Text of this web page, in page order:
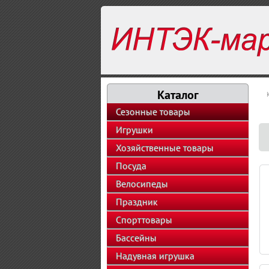
Каталог
Сезонные товары
Игрушки
Хозяйственные товары
Посуда
Велосипеды
Праздник
Спорттовары
Бассейны
Надувная игрушка